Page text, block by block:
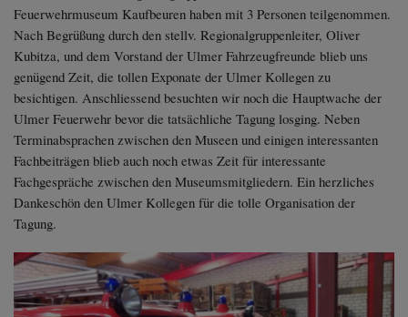
Seitenaufrufe als Statistik. Die hierdurch gespeicherten Daten werden
ausschließlich auf unseren eigenen Servern gespeichert. Eine
Übertragung an Dritte erfolgt nicht. Wir verwenden die Funktion
AnonymizeIP zur Anonymisierung Ihrer IP-Adresse, so dass diese gekürzt
wird und nicht mehr Ihrem Besuch auf unserer Internetseite zugeordnet
werden kann.
YouTube / Vimeo
Videos werden über die Plattformen YouTube oder Vimeo eingebunden.
Wir nutzen YouTube im erweiterten Datenschutzmodus. Dieser Modus
bewirkt laut YouTube, dass YouTube keine Informationen über die
Besucher auf dieser Website speichert, bevor diese sich das Video
ansehen.
Eingebundene Inhalte
Optional sind externe Inhalte auf den Seiten dieser Website
eingebunden. Das können Kartendienste wie z.B. Google Maps sein
Feuerwehrmuseum Kaufbeuren haben mit 3 Personen teilgenommen.
Nach Begrüßung durch den stellv. Regionalgruppenleiter, Oliver
Kubitza, und dem Vorstand der Ulmer Fahrzeugfreunde blieb uns
genügend Zeit, die tollen Exponate der Ulmer Kollegen zu
besichtigen. Anschliessend besuchten wir noch die Hauptwache der
Ulmer Feuerwehr bevor die tatsächliche Tagung losging. Neben
Terminabsprachen zwischen den Museen und einigen interessanten
Fachbeiträgen blieb auch noch etwas Zeit für interessante
Fachgespräche zwischen den Museumsmitgliedern. Ein herzliches
Dankeschön den Ulmer Kollegen für die tolle Organisation der
Tagung.
Zurück